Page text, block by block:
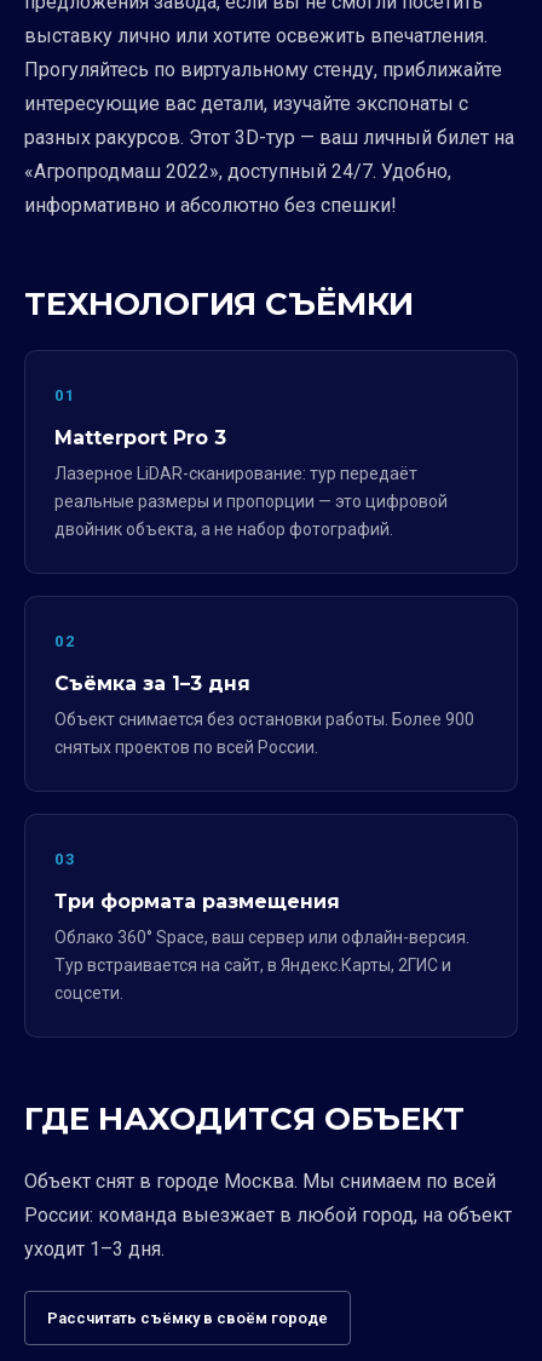
выставку лично или хотите освежить впечатления.
Прогуляйтесь по виртуальному стенду, приближайте
интересующие вас детали, изучайте экспонаты с
разных ракурсов. Этот 3D-тур — ваш личный билет на
«Агропродмаш 2022», доступный 24/7. Удобно,
информативно и абсолютно без спешки!
ТЕХНОЛОГИЯ СЪЁМКИ
01
Matterport Pro 3
Лазерное LiDAR-сканирование: тур передаёт
реальные размеры и пропорции — это цифровой
двойник объекта, а не набор фотографий.
02
Съёмка за 1–3 дня
Объект снимается без остановки работы. Более 900
снятых проектов по всей России.
03
Три формата размещения
Облако 360° Space, ваш сервер или офлайн-версия.
Тур встраивается на сайт, в Яндекс.Карты, 2ГИС и
соцсети.
ГДЕ НАХОДИТСЯ ОБЪЕКТ
Объект снят в городе Москва. Мы снимаем по всей
России: команда выезжает в любой город, на объект
уходит 1–3 дня.
Рассчитать съёмку в своём городе